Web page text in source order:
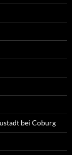
bei Coburg